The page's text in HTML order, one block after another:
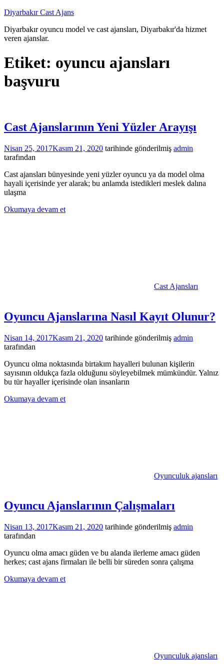
İçeriğe
Diyarbakır Cast Ajans
Diyarbakır oyuncu model ve cast ajansları, Diyarbakır'da hizmet
veren ajanslar.
Etiket: oyuncu ajansları
başvuru
Cast Ajanslarının Yeni Yüzler Arayışı
Nisan 25, 2017Kasım 21, 2020 tarihinde gönderilmiş admin
tarafından
Cast ajansları bünyesinde yeni yüzler oyuncu ya da model olma
hayali içerisinde yer alarak; bu anlamda istedikleri meslek dalına
ulaşma
Okumaya devam et
Cast Ajansları
Oyuncu Ajanslarına Nasıl Kayıt Olunur?
Nisan 14, 2017Kasım 21, 2020 tarihinde gönderilmiş admin
tarafından
Oyuncu olma noktasında birtakım hayalleri bulunan kişilerin
sayısının oldukça fazla olduğunu söyleyebilmek mümkündür. Yalnız
bu tür hayaller içerisinde olan insanların
Okumaya devam et
Oyunculuk ajansları
Oyuncu Ajanslarının Çalışmaları
Nisan 13, 2017Kasım 21, 2020 tarihinde gönderilmiş admin
tarafından
Oyuncu olma amacı güden ve bu alanda ilerleme amacı güden
herkes; cast ajans firmaları ile belli bir süreden sonra çalışma
Okumaya devam et
Oyunculuk ajansları